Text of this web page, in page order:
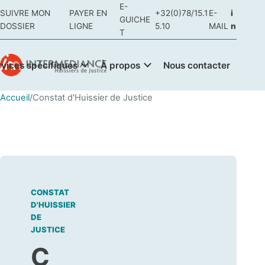
SUIVRE MON
DOSSIER
PAYER EN
LIGNE
E-
GUICHE
T
+32(0)78/15.1
5.10
E-
MAIL
i
n
spécifiques À propos Nous contacter
Accueil/Constat d'Huissier de Justice
CONSTAT
D'HUISSIER
DE
JUSTICE
C